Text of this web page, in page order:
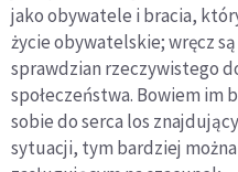
jako obywatele i bracia,
życie obywatelskie; wręcz
sprawdzian rzeczywistego
społeczeństwa. Bowiem im
sobie do serca los
sytuacji, tym bardziej